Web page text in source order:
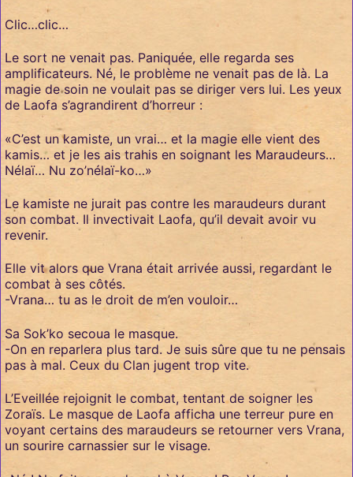
Clic…clic…
Le sort ne venait pas. Paniquée, elle regarda ses
amplificateurs. Né, le problème ne venait pas de là. La
magie de soin ne voulait pas se diriger vers lui. Les yeux
de Laofa s’agrandirent d’horreur :
«C’est un kamiste, un vrai… et la magie elle vient des
kamis… et je les ais trahis en soignant les Maraudeurs…
Nélaï… Nu zo’nélaï-ko…»
Le kamiste ne jurait pas contre les maraudeurs durant
son combat. Il invectivait Laofa, qu’il devait avoir vu
revenir.
Elle vit alors que Vrana était arrivée aussi, regardant le
combat à ses côtés.
-Vrana… tu as le droit de m’en vouloir…
Sa Sok’ko secoua le masque.
-On en reparlera plus tard. Je suis sûre que tu ne pensais
pas à mal. Ceux du Clan jugent trop vite.
L’Eveillée rejoignit le combat, tentant de soigner les
Zoraïs. Le masque de Laofa afficha une terreur pure en
voyant certains des maraudeurs se retourner vers Vrana,
un sourire carnassier sur le visage.